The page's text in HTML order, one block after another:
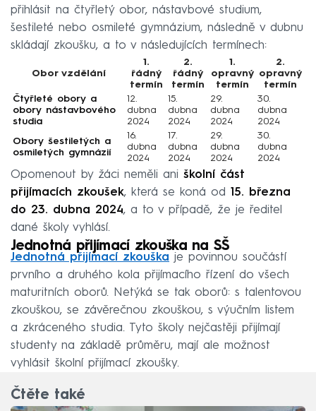
přihlásit na čtyřletý obor, nástavbové studium,
šestileté nebo osmileté gymnázium, následně v dubnu
skládají zkoušku, a to v následujících termínech:
Obor vzdělání
1.
řádný
termín
2.
řádný
termín
1.
opravný
termín
2.
opravný
termín
Čtyřleté obory a
obory nástavbového
studia
12.
dubna
2024
15.
dubna
2024
29.
dubna
2024
30.
dubna
2024
Obory šestiletých a
osmiletých gymnázií
16.
dubna
2024
17.
dubna
2024
29.
dubna
2024
30.
dubna
2024
Opomenout by žáci neměli ani školní část
přijímacích zkoušek, která se koná od 15. března
do 23. dubna 2024, a to v případě, že je ředitel
dané školy vyhlásí.
Jednotná přijímací zkouška na SŠ
Jednotná přijímací zkouška je povinnou součástí
prvního a druhého kola přijímacího řízení do všech
maturitních oborů. Netýká se tak oborů: s talentovou
zkouškou, se závěrečnou zkouškou, s výučním listem
a zkráceného studia. Tyto školy nejčastěji přijímají
studenty na základě průměru, mají ale možnost
vyhlásit školní přijímací zkoušky.
Čtěte také